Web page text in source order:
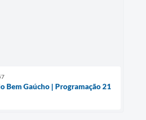
Bem Gaúcho | Programação 21